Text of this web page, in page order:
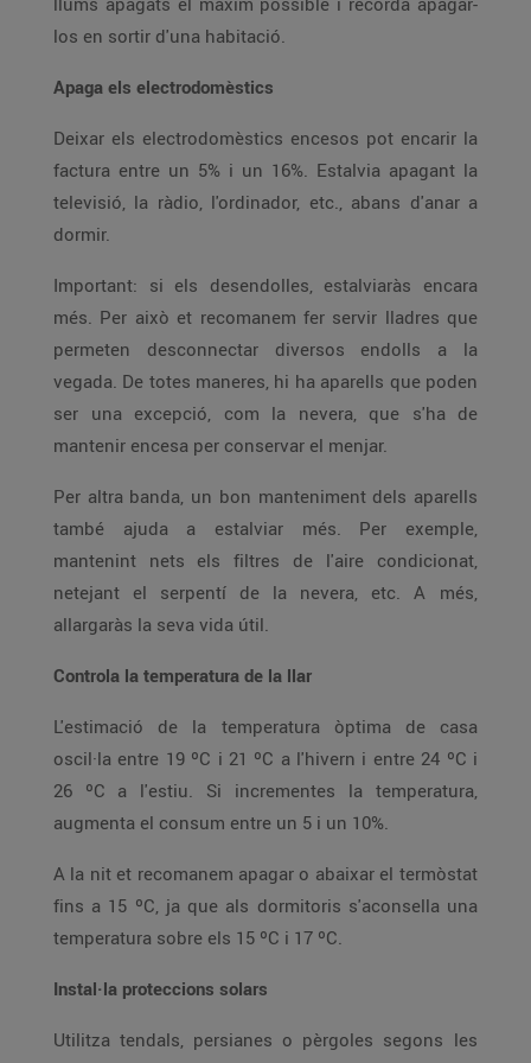
los en sortir d'una habitació.
Apaga els electrodomèstics
Deixar els electrodomèstics encesos pot encarir la
factura entre un 5% i un 16%. Estalvia apagant la
televisió, la ràdio, l'ordinador, etc., abans d'anar a
dormir.
Important: si els desendolles, estalviaràs encara
més. Per això et recomanem fer servir lladres que
permeten desconnectar diversos endolls a la
vegada. De totes maneres, hi ha aparells que poden
ser una excepció, com la nevera, que s'ha de
mantenir encesa per conservar el menjar.
Per altra banda, un bon manteniment dels aparells
també ajuda a estalviar més. Per exemple,
mantenint nets els filtres de l'aire condicionat,
netejant el serpentí de la nevera, etc. A més,
allargaràs la seva vida útil.
Controla la temperatura de la llar
L'estimació de la temperatura òptima de casa
oscil·la entre 19 ºC i 21 ºC a l'hivern i entre 24 ºC i
26 ºC a l'estiu. Si incrementes la temperatura,
augmenta el consum entre un 5 i un 10%.
A la nit et recomanem apagar o abaixar el termòstat
fins a 15 ºC, ja que als dormitoris s'aconsella una
temperatura sobre els 15 ºC i 17 ºC.
Instal·la proteccions solars
Utilitza tendals, persianes o pèrgoles segons les